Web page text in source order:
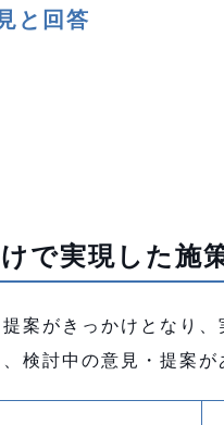
と回答
で実現した施
案がきっかけとなり、
検討中の意見・提案が